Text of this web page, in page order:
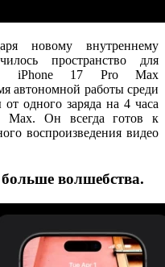
новому внутреннему
пространство для
iPhone 17 Pro Max
автономной работы среди
одного заряда на 4 часа
Max. Он всегда готов к
воспроизведения видео
волшебства.